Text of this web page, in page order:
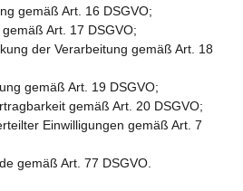
gemäß Art. 16 DSGVO;
Art. 17 DSGVO;
der Verarbeitung gemäß Art. 18
gemäß Art. 19 DSGVO;
gemäß Art. 20 DSGVO;
Einwilligungen gemäß Art. 7
gemäß Art. 77 DSGVO.